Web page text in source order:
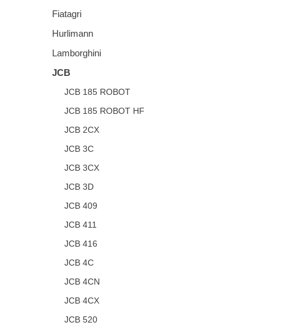
Fiatagri
Hurlimann
Lamborghini
JCB
JCB 185 ROBOT
JCB 185 ROBOT HF
JCB 2CX
JCB 3C
JCB 3CX
JCB 3D
JCB 409
JCB 411
JCB 416
JCB 4C
JCB 4CN
JCB 4CX
JCB 520